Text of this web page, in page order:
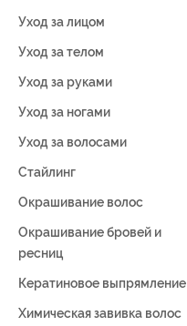
Уход за лицом
Уход за телом
Уход за руками
Уход за ногами
Уход за волосами
Стайлинг
Окрашивание волос
Окрашивание бровей и
ресниц
Кератиновое выпрямление
Химическая завивка волос